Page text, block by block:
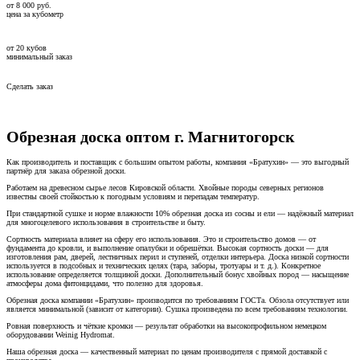
от8 000 руб.
цена за кубометр
от20 кубов
минимальный заказ
Сделать заказ
Обрезная доска оптом г. Магнитогорск
Как производитель и поставщик с большим опытом работы, компания «Братухин» — это выгодный
партнёр для заказа обрезной доски.
Работаем на древесном сырье лесов Кировской области. Хвойные породы северных регионов
известны своей стойкостью к погодным условиям и перепадам температур.
При стандартной сушке и норме влажности 10% обрезная доска из сосны и ели — надёжный материал
для многоцелевого использования в строительстве и быту.
Сортность материала влияет на сферу его использования. Это и строительство домов — от
фундамента до кровли, и выполнение опалубки и обрешётки. Высокая сортность доски — для
изготовления рам, дверей, лестничных перил и ступеней, отделки интерьера. Доска низкой сортности
используется в подсобных и технических целях (тара, заборы, тротуары и т. д.). Конкретное
использование определяется толщиной доски. Дополнительный бонус хвойных пород — насыщение
атмосферы дома фитонцидами, что полезно для здоровья.
Обрезная доска компании «Братухин» производится по требованиям ГОСТа. Обзола отсутствует или
является минимальной (зависит от категории). Сушка произведена по всем требованиям технологии.
Ровная поверхность и чёткие кромки — результат обработки на высокопрофильном немецком
оборудовании Weinig Hydromat.
Наша обрезная доска — качественный материал по ценам производителя с прямой доставкой с